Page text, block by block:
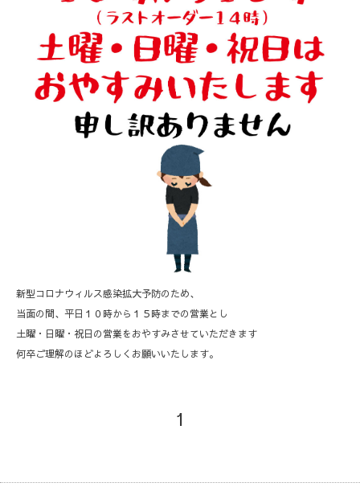
新型コロナウィルス感染拡大予防のため、
当面の間、平日１０時から１５時までの営業とし
土曜・日曜・祝日の営業をおやすみさせていただきます
何卒ご理解のほどよろしくお願いいたします。
1